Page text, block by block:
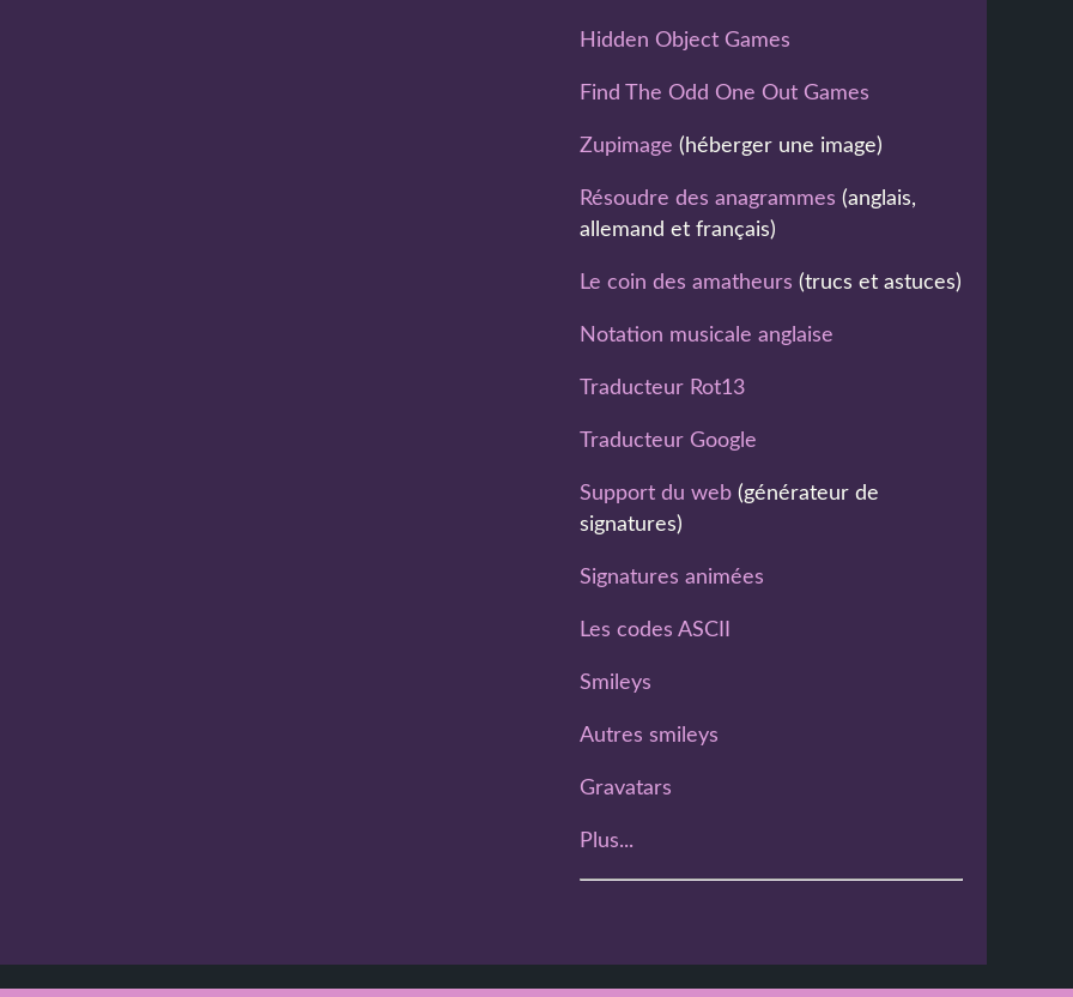
Hidden Object Games
Find The Odd One Out Games
Zupimage (héberger une image)
Résoudre des anagrammes (anglais,
allemand et français)
Le coin des amatheurs (trucs et astuces)
Notation musicale anglaise
Traducteur Rot13
Traducteur Google
Support du web (générateur de
signatures)
Signatures animées
Les codes ASCII
Smileys
Autres smileys
Gravatars
Plus...